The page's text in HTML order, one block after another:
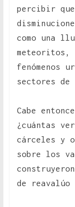
percibir
como una
meteoritos,
fenómenos
sectores de
Cabe
¿cuántas
cárceles y
sobre los
de reavalúo